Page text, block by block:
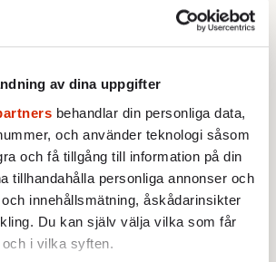
av dina uppgifter
behandlar din personliga data,
och använder teknologi såsom
och få tillgång till information på din
tillhandahålla personliga annonser och
innehållsmätning, åskådarinsikter
Du kan själv välja vilka som får
i vilka syften.
som brast
Sagan om den lågbegåvade
i Filipstad
Ja, AC är ett hot mot den
”Kommunisthögskolan” drömde
arbetarklass
här – men var femte liter läcker